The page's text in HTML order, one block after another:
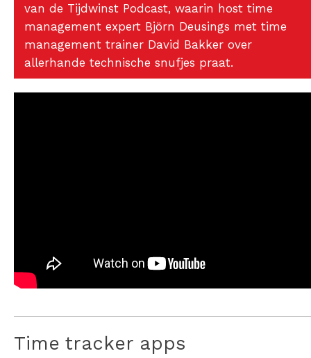
van de Tijdwinst Podcast, waarin host time
management expert Björn Deusings met time
management trainer David Bakker over
allerhande technische snufjes praat.
Time tracker apps